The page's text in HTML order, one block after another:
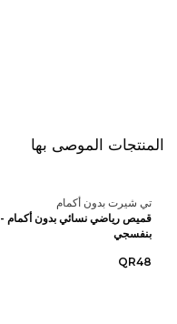
المنتجات الموصى بها
تي شيرت بدون أكمام
قميص رياضي نسائي بدون أكمام -
بنفسجي
QR48